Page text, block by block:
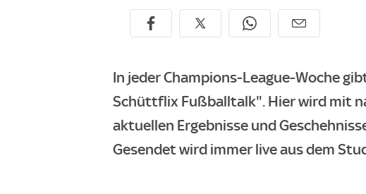
In jeder Champions-League-Woche
Schüttflix Fußballtalk". Hier wird mit
aktuellen Ergebnisse und
Gesendet wird immer live aus dem